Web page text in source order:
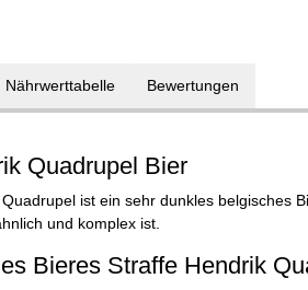
Nährwerttabelle Bewertungen
Quadrupel Bier
ist ein sehr dunkles belgisches
und komplex ist.
Bieres Straffe Hendrik